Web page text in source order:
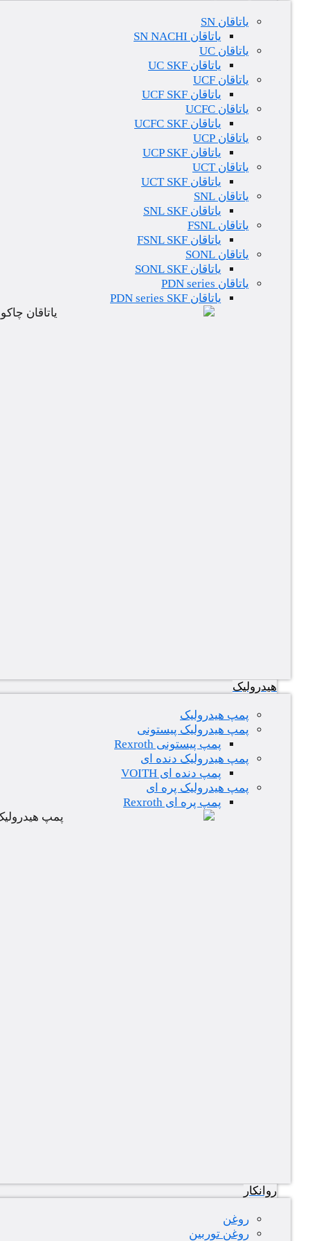
یاتاقان SN
یاتاقان SN NACHI
یاتاقان UC
یاتاقان UC SKF
یاتاقان UCF
یاتاقان UCF SKF
یاتاقان UCFC
یاتاقان UCFC SKF
یاتاقان UCP
یاتاقان UCP SKF
یاتاقان UCT
یاتاقان UCT SKF
یاتاقان SNL
یاتاقان SNL SKF
یاتاقان FSNL
یاتاقان FSNL SKF
یاتاقان SONL
یاتاقان SONL SKF
یاتاقان PDN series
یاتاقان PDN series SKF
هیدرولیک
پمپ هیدرولیک
پمپ هیدرولیک پیستونی
پمپ پیستونی Rexroth
پمپ هیدرولیک دنده ای
پمپ دنده ای VOITH
پمپ هیدرولیک پره ای
پمپ پره ای Rexroth
روانکار
روغن
روغن توربین